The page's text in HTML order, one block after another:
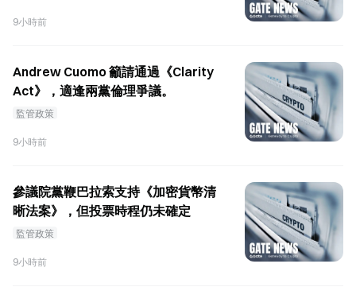
9小時前
Andrew Cuomo 籲請通過《Clarity
Act》，適逢兩黨倫理爭議。
監管政策
9小時前
參議院黨鞭巴拉索支持《加密貨幣清
晰法案》，但投票時程仍未確定
監管政策
9小時前